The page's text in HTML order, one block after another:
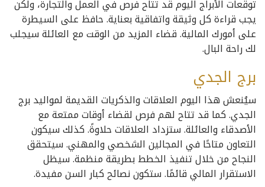
توقعات الأبراج اليوم قد تتاح فرص في العمل والتجارة، ولكن
يجب قراءة كل وثيقة واتفاقية بعناية. حافظ على السيطرة
على أمورك المالية. قضاء المزيد من الوقت مع العائلة سيجلب
لك راحة البال.
برج الجدي
سيُنعش هذا اليوم العلاقات والذكريات القديمة لمواليد برج
الجدي. كما قد تتاح لهم فرص لقضاء أوقات ممتعة مع
الأصدقاء والعائلة. ستزداد العلاقات حلاوةً. كذلك سيكون
التعاون متاحًا في المجالين الشخصي والمهني. سيتحقق
النجاح من خلال تنفيذ الخطط بطريقة منظمة. سيظل
الاستقرار المالي قائمًا. ستكون نصائح كبار السن مفيدة.